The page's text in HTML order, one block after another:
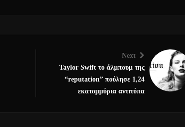
Next
Taylor Swift το άλμπουμ της
“reputation” πούλησε 1,24
εκατομμύρια αντιτύπα